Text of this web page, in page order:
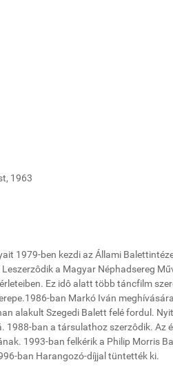
1963
1979-ben kezdi az Állami
a Magyar Néphadsereg
Ez idô alatt több táncfilm
ban Markó Iván
alakult Szegedi Balett felé fordul.
1988-ban a társulathoz szerzôdik. Az
1993-ban felkérik a Philip Morris
ban Harangozó-díjjal tüntették ki.